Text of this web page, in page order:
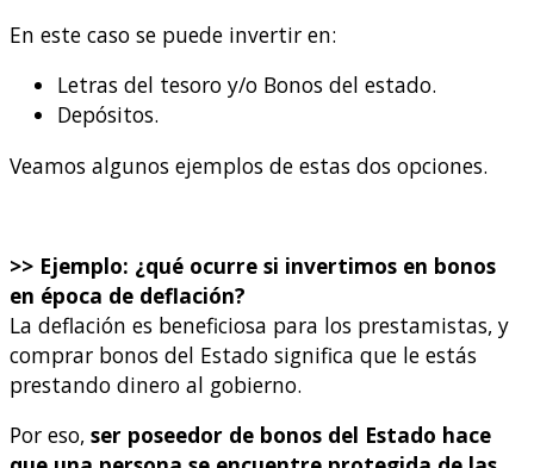
En este caso se puede invertir en:
Letras del tesoro y/o Bonos del estado.
Depósitos.
Veamos algunos ejemplos de estas dos opciones.
>> Ejemplo: ¿qué ocurre si invertimos en bonos
en época de deflación?
La deflación es beneficiosa para los prestamistas, y
comprar bonos del Estado significa que le estás
prestando dinero al gobierno.
Por eso, ser poseedor de bonos del Estado hace